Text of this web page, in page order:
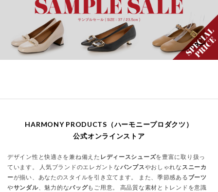
HARMONY PRODUCTS（ハーモニープロダクツ）
公式オンラインストア
デザイン性と快適さを兼ね備えた レディースシューズを豊富に取り扱っ
ています。 人気ブランドのエレガントなパンプスやおしゃれな スニーカ
ーが揃い、あなたのスタイルを引き立てます。 また、季節感ある ブーツ
やサンダル、魅力的なバッグもご用意。 高品質な素材とトレンドを意識